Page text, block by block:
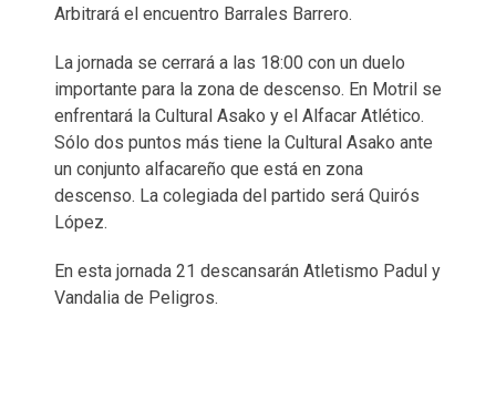
Arbitrará el encuentro Barrales Barrero.
La jornada se cerrará a las 18:00 con un duelo
importante para la zona de descenso. En Motril se
enfrentará la Cultural Asako y el Alfacar Atlético.
Sólo dos puntos más tiene la Cultural Asako ante
un conjunto alfacareño que está en zona
descenso. La colegiada del partido será Quirós
López.
En esta jornada 21 descansarán Atletismo Padul y
Vandalia de Peligros.